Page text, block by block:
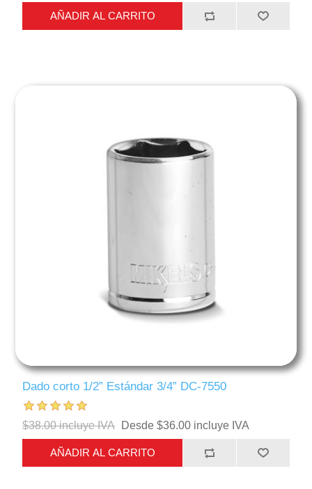
AÑADIR AL CARRITO
Dado corto 1/2” Estándar 3/4” DC-7550
$38.00 incluye IVA Desde $36.00 incluye IVA
AÑADIR AL CARRITO